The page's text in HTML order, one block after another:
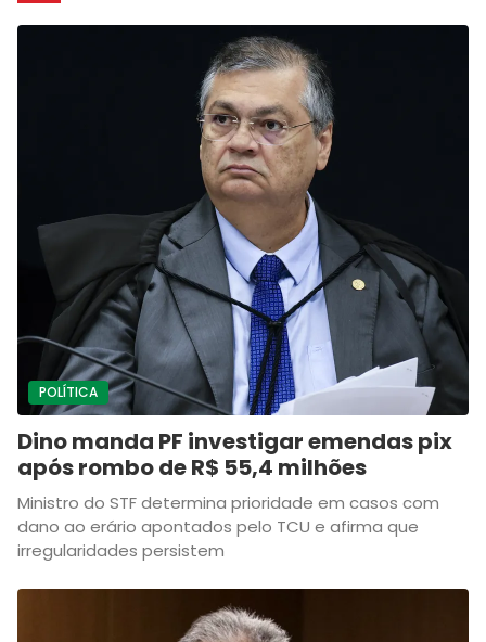
POLÍTICA
Dino manda PF investigar emendas pix
após rombo de R$ 55,4 milhões
Ministro do STF determina prioridade em casos com
dano ao erário apontados pelo TCU e afirma que
irregularidades persistem